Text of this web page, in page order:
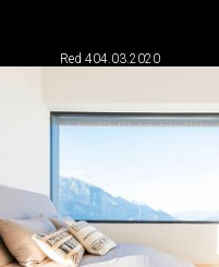
Red 404.03.2020